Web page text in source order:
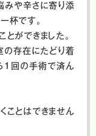
みや辛さに寄り添
杯です。
ができました。
存在にたどり着
1回の手術で済ん
ことはできません